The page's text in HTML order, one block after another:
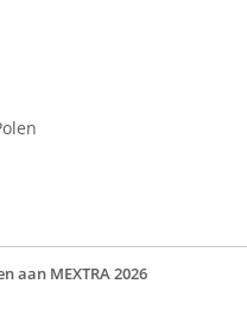
aan MEXTRA 2026